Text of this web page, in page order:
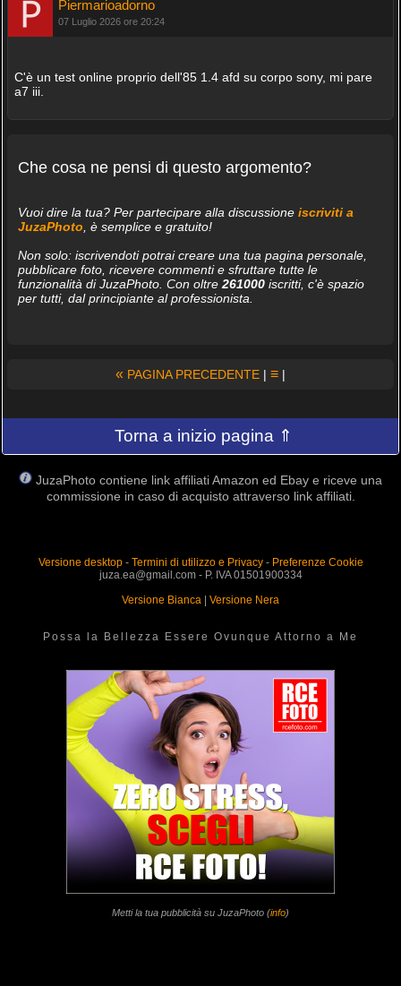
Piermarioadorno
07 Luglio 2026 ore 20:24
C'è un test online proprio dell'85 1.4 afd su corpo sony, mi pare
a7 iii.
Che cosa ne pensi di questo argomento?
Vuoi dire la tua? Per partecipare alla discussione iscriviti a
JuzaPhoto , è semplice e gratuito!
Non solo: iscrivendoti potrai creare una tua pagina personale,
pubblicare foto, ricevere commenti e sfruttare tutte le
funzionalità di JuzaPhoto. Con oltre 261000iscritti, c'è spazio
per tutti, dal principiante al professionista.
« PAGINA PRECEDENTE | ≡ |
Torna a inizio pagina ⇑
JuzaPhoto contiene link affiliati Amazon ed Ebay e riceve una
commissione in caso di acquisto attraverso link affiliati.
Versione desktop- Termini di utilizzo e Privacy- Preferenze Cookie
juza.ea@gmail.com - P. IVA 01501900334
Versione Bianca | Versione Nera
Possa la Bellezza Essere Ovunque Attorno a Me
Metti la tua pubblicità su JuzaPhoto (info)